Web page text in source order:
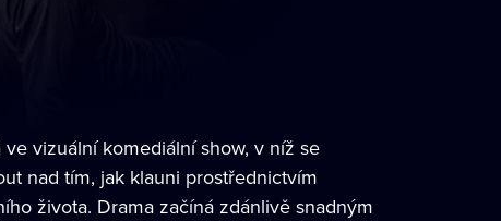
vizuální komediální show, v níž se
nad tím, jak klauni prostřednictvím
života. Drama začíná zdánlivě snadným